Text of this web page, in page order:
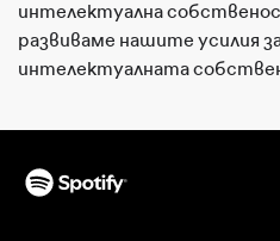
интелектуална
развиваме нашите усилия
интелектуалната